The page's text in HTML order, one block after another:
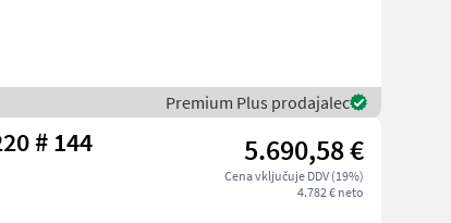
Premium Plus prodajalec
Sonstige POWERGRAB M+ 220 # 144 5.690,58 €
Cena vključuje DDV (19%)
4.782 € neto